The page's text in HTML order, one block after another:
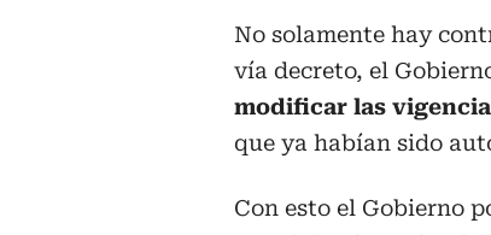
No solamente hay
vía decreto, el
modificar las
que ya habían sido
Con esto el Gobierno